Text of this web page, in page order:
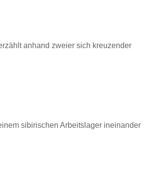
anhand zweier sich kreuzender
sibirischen Arbeitslager ineinander